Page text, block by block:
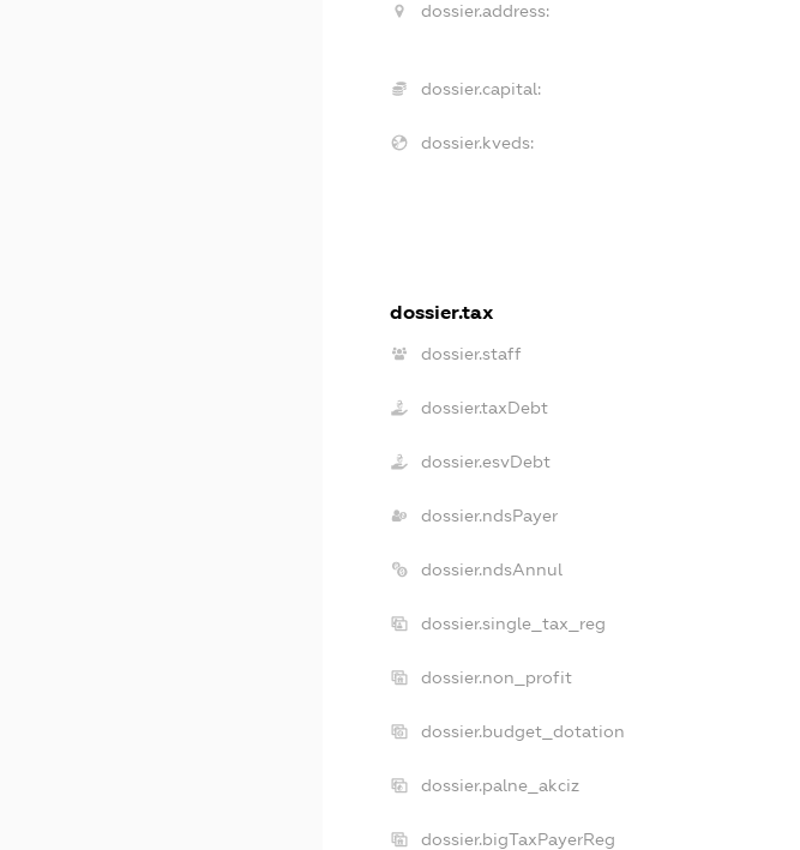
dossier.address:
dossier.capital:
dossier.kveds:
dossier.tax
dossier.staff
dossier.taxDebt
dossier.esvDebt
dossier.ndsPayer
dossier.ndsAnnul
dossier.single_tax_reg
dossier.non_profit
dossier.budget_dotation
dossier.palne_akciz
dossier.bigTaxPayerReg